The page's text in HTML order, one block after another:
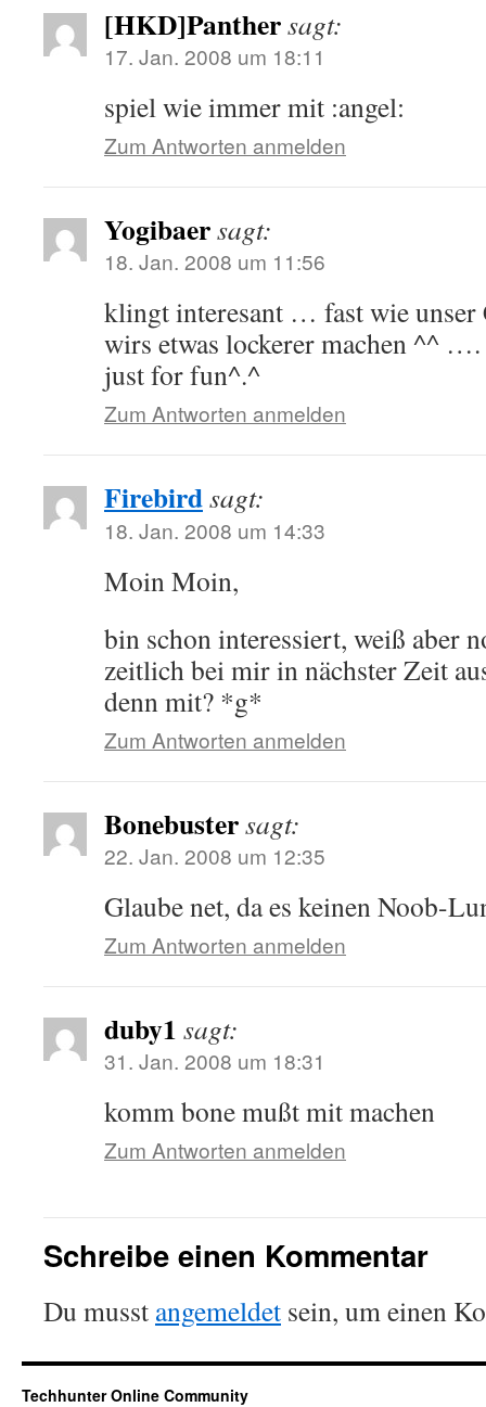
[HKD]Panthersagt:
17. Jan. 2008 um 18:11
spiel wie immer mit :angel:
Zum Antworten anmelden
Yogibaersagt:
18. Jan. 2008 um 11:56
klingt interesant … fast wie unser
wirs etwas lockerer machen ^^
just for fun^.^
Zum Antworten anmelden
Firebirdsagt:
18. Jan. 2008 um 14:33
Moin Moin,
bin schon interessiert, weiß aber
zeitlich bei mir in nächster Zeit
denn mit? *g*
Zum Antworten anmelden
Bonebustersagt:
22. Jan. 2008 um 12:35
Glaube net, da es keinen Noob-
Zum Antworten anmelden
duby1 sagt:
31. Jan. 2008 um 18:31
komm bone mußt mit machen
Zum Antworten anmelden
Schreibe einen Kommentar
Du musst angemeldet sein, um einen
Techhunter Online Community